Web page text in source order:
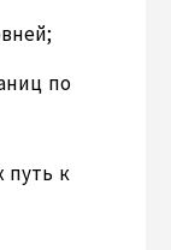
по
путь к